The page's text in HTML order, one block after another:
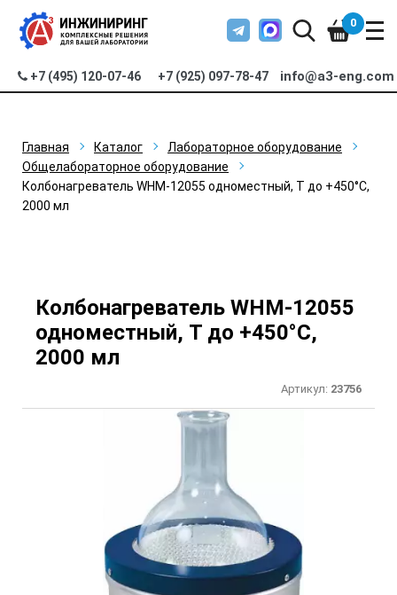
+7 (495) 120-07-46 +7 (925) 097-78-47 info@a3-eng.com
0
Главная Каталог
Лабораторное оборудование
Общелабораторное оборудование
Колбонагреватель WHM-12055 одноместный, T до +450°С,
2000 мл
Колбонагреватель WHM-12055
одноместный, T до +450°С,
2000 мл
Артикул: 23756